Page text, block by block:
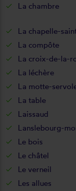
La chambre
La chapelle-
La compôte
La croix-de-la-
La léchère
La motte-
La table
Laissaud
Lanslebourg-
Le bois
Le châtel
Le verneil
Les allues